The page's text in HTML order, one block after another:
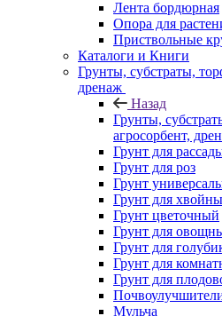
Лента бордюрная
Опора для
Приствольные
Каталоги и Книги
Грунты, субстраты,
дренаж
Назад
Грунты,
агросорбент,
Грунт для
Грунт для роз
Грунт
Грунт для
Грунт цветочный
Грунт для
Грунт для
Грунт для
Грунт для
Мульча